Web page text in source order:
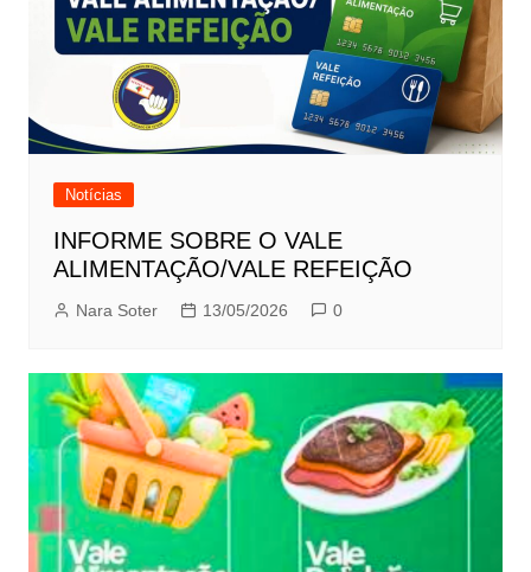
Notícias
INFORME SOBRE O VALE
ALIMENTAÇÃO/VALE REFEIÇÃO
Nara Soter 13/05/2026 0